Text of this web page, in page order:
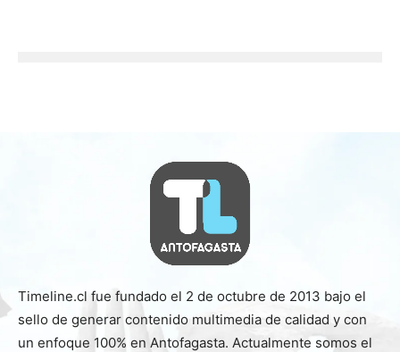
Timeline.cl fue fundado el 2 de octubre de 2013 bajo el
sello de generar contenido multimedia de calidad y con
un enfoque 100% en Antofagasta. Actualmente somos el